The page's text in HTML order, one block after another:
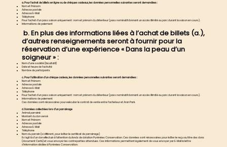
a. Pour l’achat de billets en ligne ou de chèques cadeaux, les données personnelles suivantes seront demandées :
Nom et Prénom
Adresse postale
Adresse E-Mail
Téléphone
Pour l’achat d’un pass saison uniquement : nom et prénom du détenteur (pass nominatif donnant un accès illimité au parc durant la saison en cours).
Informations de paiement
b. En plus des informations liées à l’achat de billets (a.),
d’autres renseignements seront à fournir pour la
réservation d’une expérience « Dans la peau d’un
soigneur » :
Nom d’une société (facultatif)
Date et heure de l’activité
Nombre de participants
c. Pour l’utilisation d’un chèque cadeau, les données personnelles suivantes seront demandées :
Nom et Prénom
Adresse postale
Adresse E-Mail
Téléphone
Pour l’achat d’un pass saison uniquement : nom et prénom du détenteur (pass nominatif donnant un accès illimité au parc durant la saison en cours).
Informations de paiement
Ces données sont nécessaires pour exécuter le contrat de vente entre l’acheteur et Aran Park.
d. Données collectées lors d’un parrainage
Animal parrainé
Montant du don versé
Nom et Prénom
Adresse postale
Adresse E-Mail
Téléphone
Nom du parrain (si différent, pour éditer le certificat de parrainage)
Il s’agit là d’un don effectué à l’attention du fonds de dotation Pyrénées Conservation. Ces données sont nécessaires pour éditer le reçu au titre des dons
(document Cerfa) et vous envoyer les contreparties attendues. Ces informations permettent également de vous envoyer par E-Mail la lettre
d’information dédiée à Pyrénées Conservation.